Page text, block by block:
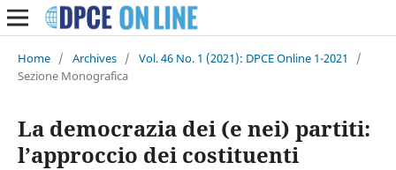
Home / Archives / Vol. 46 No. 1 (2021): DPCE Online 1-2021
/
Sezione Monografica
La democrazia dei (e nei) partiti:
l’approccio dei costituenti